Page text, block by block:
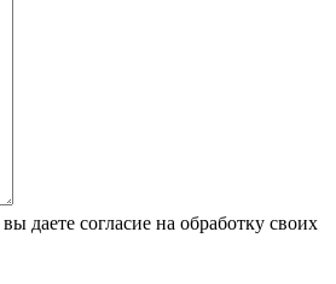
даете согласие на обработку своих